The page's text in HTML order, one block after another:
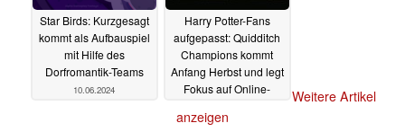
Star Birds: Kurzgesagt
kommt als Aufbauspiel
mit Hilfe des
Dorfromantik-Teams
10.06.2024
Harry Potter-Fans
aufgepasst: Quidditch
Champions kommt
Anfang Herbst und legt
Fokus auf Online-
Trailer veröffentlicht
Weitere Artikel
anzeigen